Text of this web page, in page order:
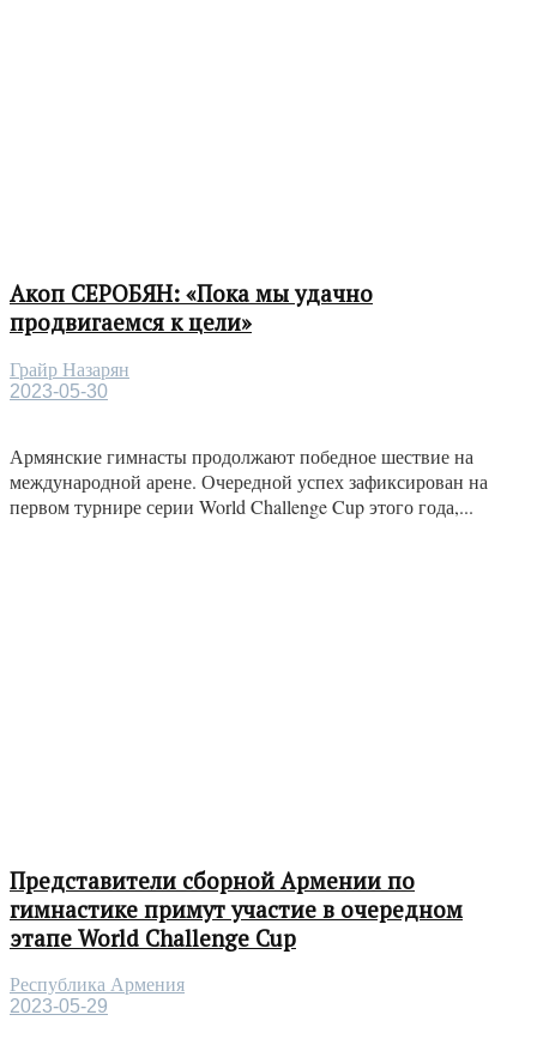
Акоп СЕРОБЯН: «Пока мы удачно
продвигаемся к цели»
Грайр Назарян
2023-05-30
Армянские гимнасты продолжают победное шествие на
международной арене. Очередной успех зафиксирован на
первом турнире серии World Challenge Cup этого года,...
Представители сборной Армении по
гимнастике примут участие в очередном
этапе World Challenge Cup
Республика Армения
2023-05-29